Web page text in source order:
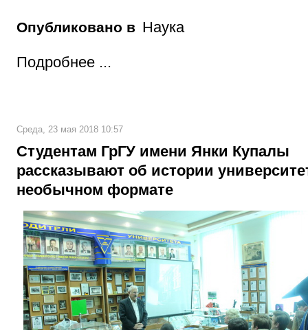
Опубликовано в Наука
Подробнее ...
Среда, 23 мая 2018 10:57
Студентам ГрГУ имени Янки Купалы
рассказывают об истории
необычном формате